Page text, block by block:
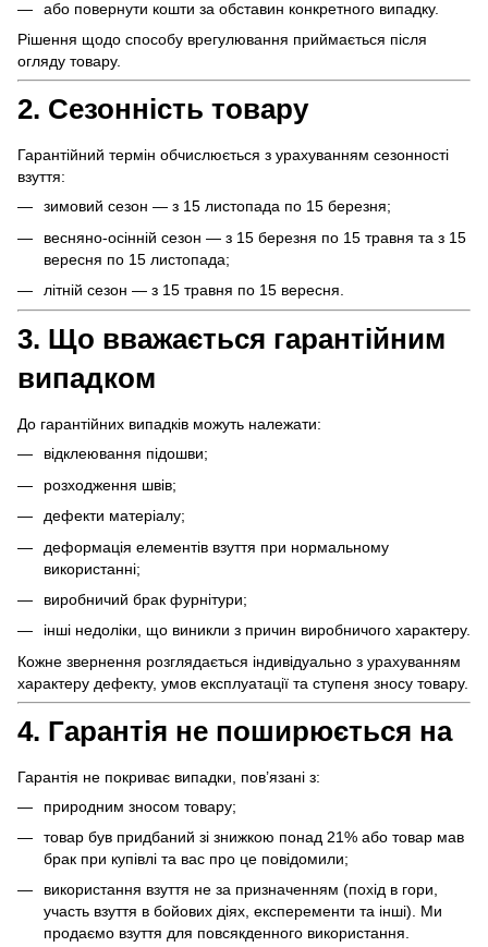
або повернути кошти за обставин конкретного випадку.
Рішення щодо способу врегулювання приймається після
огляду товару.
2. Сезонність товару
Гарантійний термін обчислюється з урахуванням сезонності
взуття:
зимовий сезон — з 15 листопада по 15 березня;
весняно-осінній сезон — з 15 березня по 15 травня та з 15
вересня по 15 листопада;
літній сезон — з 15 травня по 15 вересня.
3. Що вважається гарантійним
випадком
До гарантійних випадків можуть належати:
відклеювання підошви;
розходження швів;
дефекти матеріалу;
деформація елементів взуття при нормальному
використанні;
виробничий брак фурнітури;
інші недоліки, що виникли з причин виробничого характеру.
Кожне звернення розглядається індивідуально з урахуванням
характеру дефекту, умов експлуатації та ступеня зносу товару.
4. Гарантія не поширюється на
Гарантія не покриває випадки, пов’язані з:
природним зносом товару;
товар був придбаний зі знижкою понад 21% або товар мав
брак при купівлі та вас про це повідомили;
використання взуття не за призначенням (похід в гори,
участь взуття в бойових діях, експеременти та інші). Ми
продаємо взуття для повсякденного використання.